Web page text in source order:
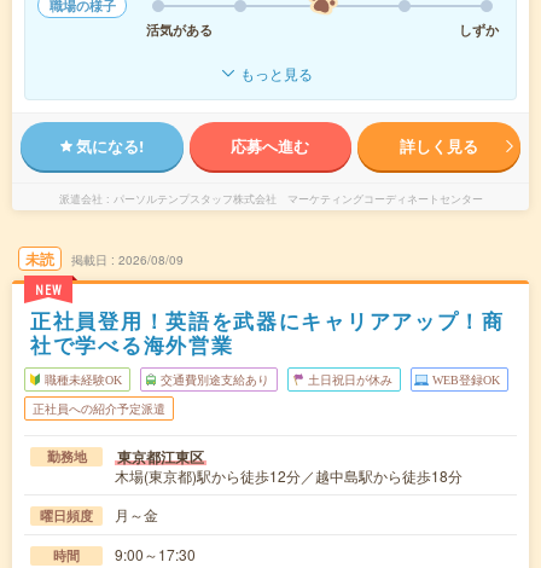
職場の様子
活気がある
しずか
もっと見る
気になる! 応募へ進む 詳しく見る
派遣会社 パーソルテンプスタッフ株式会社 マーケティングコーディネートセンター
未読
NEW
掲載日 2026/08/09
正社員登用！英語を武器にキャリアアップ！商
社で学べる海外営業
職種未経験OK 交通費別途支給あり 土日祝日が休み WEB登録OK
正社員への紹介予定派遣
勤務地 東京都江東区
木場(東京都)駅から徒歩12分／越中島駅から徒歩18分
曜日頻度 月～金
時間 9:00～17:30